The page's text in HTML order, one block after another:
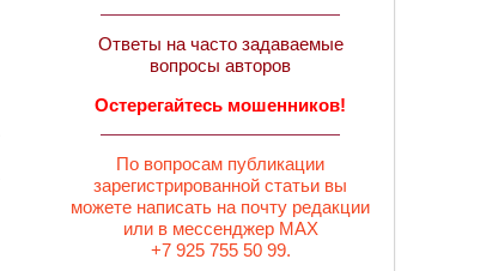
Ответы на часто задаваемые
вопросы авторов
Остерегайтесь мошенников!
По вопросам публикации
зарегистрированной статьи вы
можете написать на почту редакции
или в мессенджер MAX
+7 925 755 50 99.